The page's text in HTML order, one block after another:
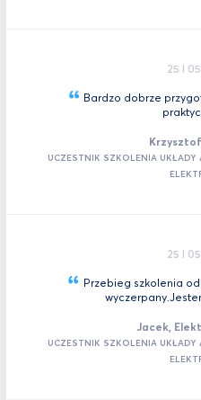
25 I
Bardzo dobrze
UCZESTNIK SZKOLENIA UKŁADY
25 I
Przebieg szkolenia
Jacek,
UCZESTNIK SZKOLENIA UKŁADY